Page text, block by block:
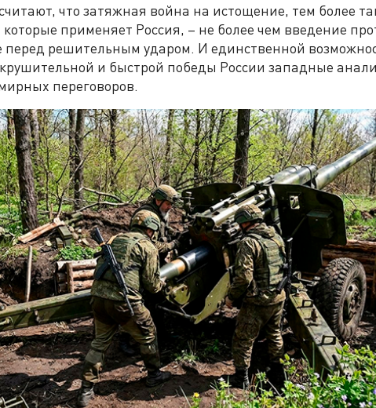
что затяжная война на истощение, тем более
применяет Россия, – не более чем введение
перед решительным ударом. И единственной
и быстрой победы России западные
переговоров.